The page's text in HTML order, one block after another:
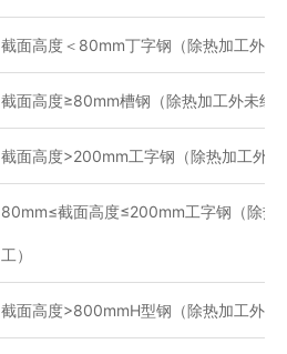
截面高度＜80mm丁字钢（除热加工外未
截面高度≥80mm槽钢（除热加工外未经
截面高度>200mm工字钢（除热加工外
80mm≤截面高度≤200mm工字钢（除热
工）
截面高度>800mmH型钢（除热加工外未